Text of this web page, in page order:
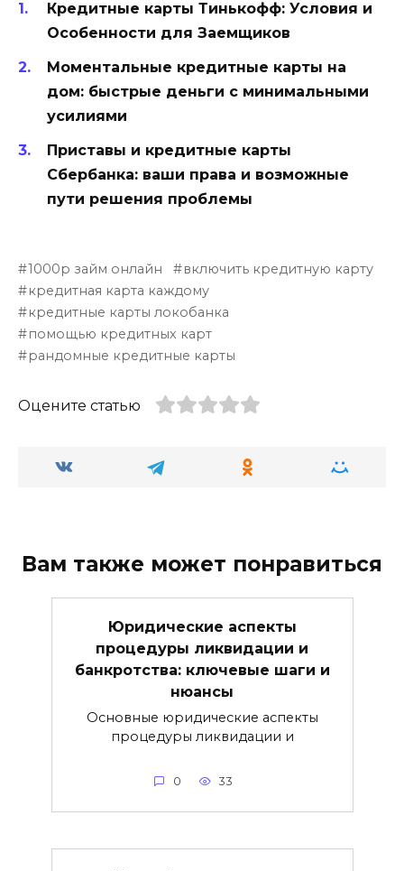
Кредитные карты Тинькофф: Условия и
Особенности для Заемщиков
Моментальные кредитные карты на
дом: быстрые деньги с минимальными
усилиями
Приставы и кредитные карты
Сбербанка: ваши права и возможные
пути решения проблемы
1000р займ онлайн
включить кредитную карту
кредитная карта каждому
кредитные карты локобанка
помощью кредитных карт
рандомные кредитные карты
Оцените статью
Вам также может понравиться
Юридические аспекты
процедуры ликвидации и
банкротства: ключевые шаги и
нюансы
Основные юридические аспекты
процедуры ликвидации и
0 33